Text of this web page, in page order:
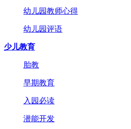
幼儿园教师心得
幼儿园评语
少儿教育
胎教
早期教育
入园必读
潜能开发